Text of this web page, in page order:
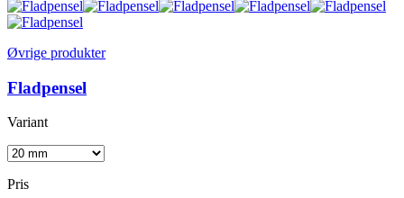
Øvrige produkter
Fladpensel
Variant
Pris